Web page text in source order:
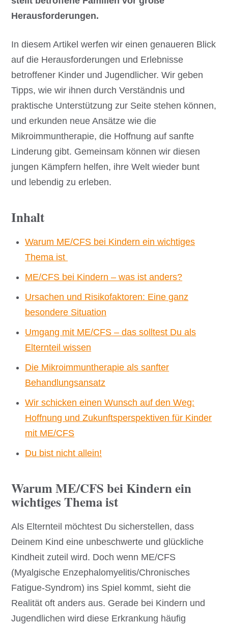
Herausforderungen.
In diesem Artikel werfen wir einen genaueren Blick
auf die Herausforderungen und Erlebnisse
betroffener Kinder und Jugendlicher. Wir geben
Tipps, wie wir ihnen durch Verständnis und
praktische Unterstützung zur Seite stehen können,
und erkunden neue Ansätze wie die
Mikroimmuntherapie, die Hoffnung auf sanfte
Linderung gibt. Gemeinsam können wir diesen
jungen Kämpfern helfen, ihre Welt wieder bunt
und lebendig zu erleben.
Inhalt
Warum ME/CFS bei Kindern ein wichtiges
Thema ist
ME/CFS bei Kindern – was ist anders?
Ursachen und Risikofaktoren: Eine ganz
besondere Situation
Umgang mit ME/CFS – das solltest Du als
Elternteil wissen
Die Mikroimmuntherapie als sanfter
Behandlungsansatz
Wir schicken einen Wunsch auf den Weg:
Hoffnung und Zukunftsperspektiven für Kinder
mit ME/CFS
Du bist nicht allein!
Warum ME/CFS bei Kindern ein
wichtiges Thema ist
Als Elternteil möchtest Du sicherstellen, dass
Deinem Kind eine unbeschwerte und glückliche
Kindheit zuteil wird. Doch wenn ME/CFS
(Myalgische Enzephalomyelitis/Chronisches
Fatigue-Syndrom) ins Spiel kommt, sieht die
Realität oft anders aus. Gerade bei Kindern und
Jugendlichen wird diese Erkrankung häufig